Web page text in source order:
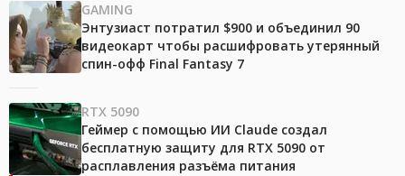
GAMING
Энтузиаст потратил $900 и объединил 90
видеокарт чтобы расшифровать утерянный
спин-офф Final Fantasy 7
RTX 5090
Геймер с помощью ИИ Claude создал
бесплатную защиту для RTX 5090 от
расплавления разъёма питания